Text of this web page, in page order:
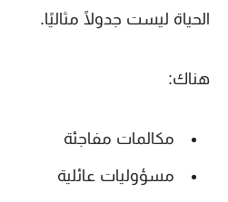
الحياة ليست جدولًا مثاليًا.
هناك:
مكالمات مفاجئة
مسؤوليات عائلية